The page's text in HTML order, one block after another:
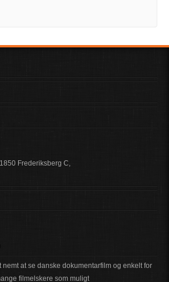
Frederiksberg C,
at se danske dokumentarfilm og enkelt for
filmelskere som muligt